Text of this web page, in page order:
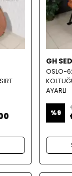
GH
OSLO-
AYARLI
%9